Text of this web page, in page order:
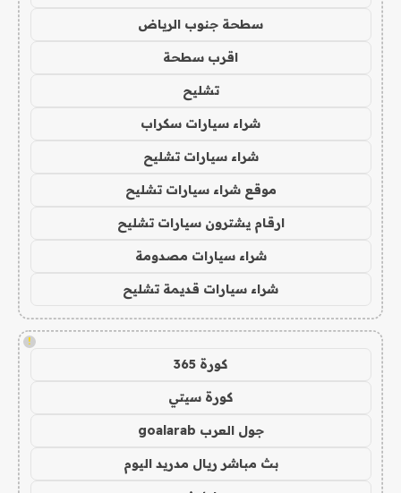
سطحة جنوب الرياض
اقرب سطحة
تشليح
شراء سيارات سكراب
شراء سيارات تشليح
موقع شراء سيارات تشليح
ارقام يشترون سيارات تشليح
شراء سيارات مصدومة
شراء سيارات قديمة تشليح
!
كورة 365
كورة سيتي
جول العرب goalarab
بث مباشر ريال مدريد اليوم